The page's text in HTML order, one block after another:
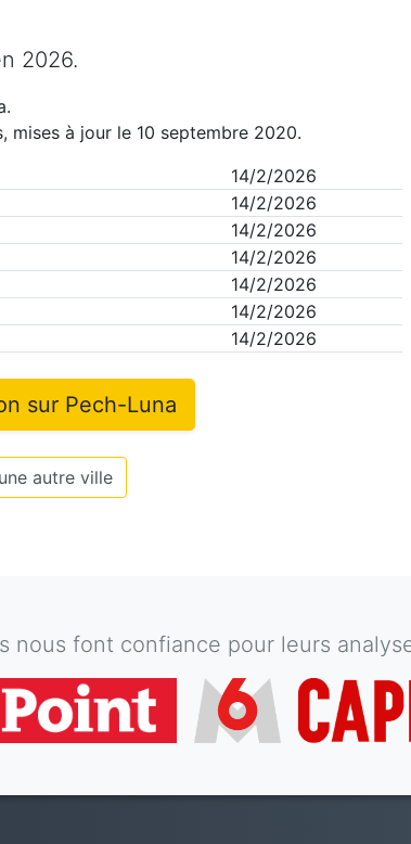
2026.
.
mises à jour le 10 septembre 2020.
14/2/2026
14/2/2026
14/2/2026
14/2/2026
14/2/2026
14/2/2026
14/2/2026
sur Pech-Luna
autre ville
nous font confiance pour leurs